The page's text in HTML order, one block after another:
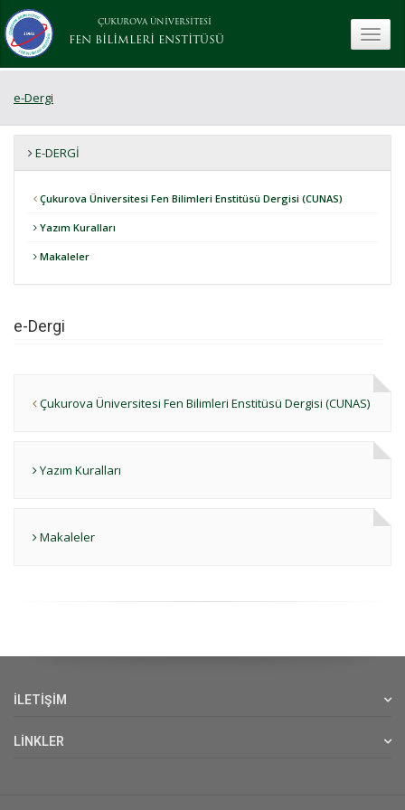
ÇUKUROVA ÜNİVERSİTESİ
FEN BİLİMLERİ ENSTİTÜSÜ
e-Dergi
E-DERGI
Çukurova Üniversitesi Fen Bilimleri Enstitüsü Dergisi (CUNAS)
Yazım Kuralları
Makaleler
e-Dergi
Çukurova Üniversitesi Fen Bilimleri Enstitüsü Dergisi (CUNAS)
Yazım Kuralları
Makaleler
İLETİŞİM
LİNKLER